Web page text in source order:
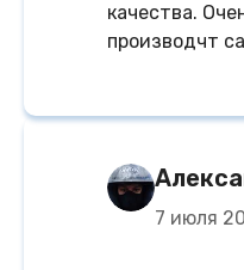
качества.
производчт
7 июля